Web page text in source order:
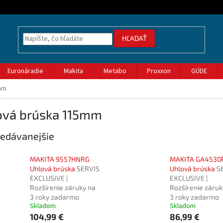
HĽADAŤ
Euronáradie Makita Metabo Proxxon GÜDE
brúska 115mm
MAKITA 9557HNRG
Uhlová brúska SERVIS
EXCLUSIVE |
Rozšírenie záruky na
3 roky zadarmo
Skladom
104,99 €
MAKITA
Uhlová brúska
EXCLUSIVE |
Rozšírenie
3 roky zadarmo
Skladom
86,99 €